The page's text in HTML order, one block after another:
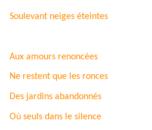
Soulevant neiges éteintes
Aux amours renoncées
Ne restent que les ronces
Des jardins abandonnés
Où seuls dans le silence